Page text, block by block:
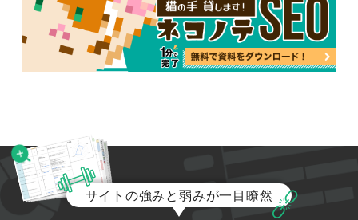
サイトの強みと弱みが一目瞭然